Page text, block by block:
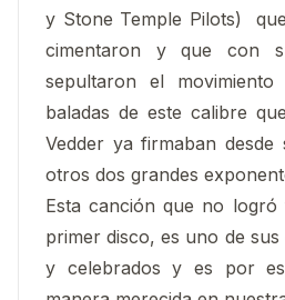
y Stone Temple Pilots)
cimentaron y que con
sepultaron el
baladas de este calibre
Vedder ya firmaban
otros dos grandes
Esta canción que no
primer disco, es uno de sus
y celebrados y es por